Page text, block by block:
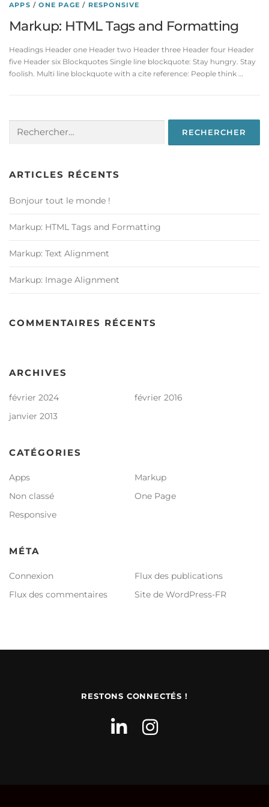
APPS /ONE PAGE / RESPONSIVE
Markup: HTML Tags and Formatting
Headings Header one Header two Header three Header four Header
five Header six Blockquotes Single line blockquote: Stay hungry. Stay
foolish. Multi line blockquote with a cite reference: People think …
ARTICLES RÉCENTS
Bonjour tout le monde !
Markup: HTML Tags and Formatting
Markup: Text Alignment
Markup: Image Alignment
COMMENTAIRES RÉCENTS
ARCHIVES
février 2024
février 2016
janvier 2013
CATÉGORIES
Apps
Markup
Non classé
One Page
Responsive
MÉTA
Connexion
Flux des publications
Flux des commentaires
Site de WordPress-FR
RESTONS CONNECTÉS !